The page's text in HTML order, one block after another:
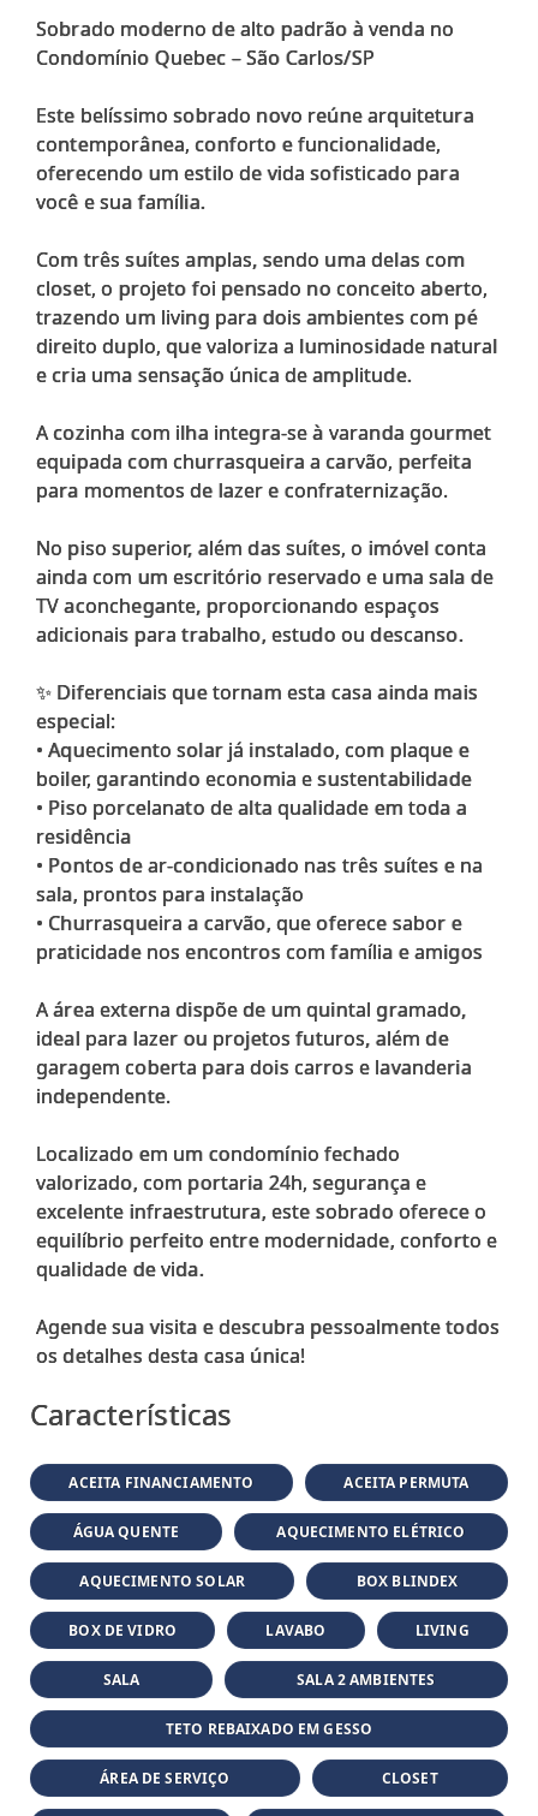
Sobrado moderno de alto padrão à venda no
Condomínio Quebec – São Carlos/SP
Este belíssimo sobrado novo reúne arquitetura
contemporânea, conforto e funcionalidade,
oferecendo um estilo de vida sofisticado para
você e sua família.
Com três suítes amplas, sendo uma delas com
closet, o projeto foi pensado no conceito aberto,
trazendo um living para dois ambientes com pé
direito duplo, que valoriza a luminosidade natural
e cria uma sensação única de amplitude.
A cozinha com ilha integra-se à varanda gourmet
equipada com churrasqueira a carvão, perfeita
para momentos de lazer e confraternização.
No piso superior, além das suítes, o imóvel conta
ainda com um escritório reservado e uma sala de
TV aconchegante, proporcionando espaços
adicionais para trabalho, estudo ou descanso.
✨ Diferenciais que tornam esta casa ainda mais
especial:
• Aquecimento solar já instalado, com plaque e
boiler, garantindo economia e sustentabilidade
• Piso porcelanato de alta qualidade em toda a
residência
• Pontos de ar-condicionado nas três suítes e na
sala, prontos para instalação
• Churrasqueira a carvão, que oferece sabor e
praticidade nos encontros com família e amigos
A área externa dispõe de um quintal gramado,
ideal para lazer ou projetos futuros, além de
garagem coberta para dois carros e lavanderia
independente.
Localizado em um condomínio fechado
valorizado, com portaria 24h, segurança e
excelente infraestrutura, este sobrado oferece o
equilíbrio perfeito entre modernidade, conforto e
qualidade de vida.
Agende sua visita e descubra pessoalmente todos
Características
ACEITA FINANCIAMENTO ACEITA PERMUTA
ÁGUA QUENTE AQUECIMENTO ELÉTRICO
AQUECIMENTO SOLAR BOX BLINDEX
BOX DE VIDRO LAVABO LIVING
SALA SALA 2 AMBIENTES
TETO REBAIXADO EM GESSO
ÁREA DE SERVIÇO CLOSET